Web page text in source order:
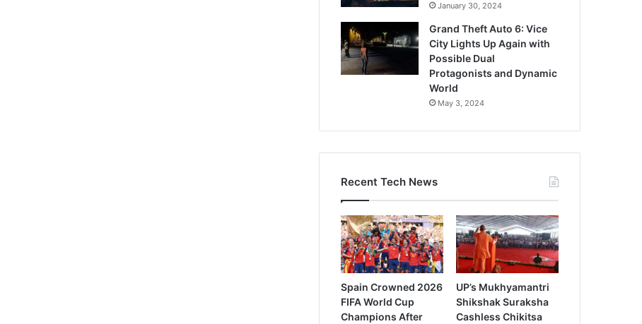
January 30, 2024
Grand Theft Auto 6: Vice
City Lights Up Again with
Possible Dual
Protagonists and Dynamic
World
May 3, 2024
Recent Tech News
Spain Crowned 2026
FIFA World Cup
Champions After
UP’s Mukhyamantri
Shikshak Suraksha
Cashless Chikitsa